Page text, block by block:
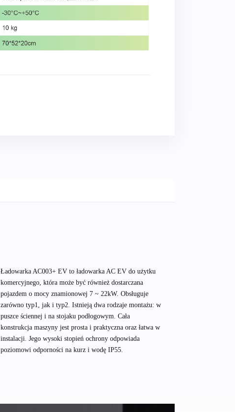
Ładowarka AC003+ EV to ładowarka AC EV do użytku
komercyjnego, która może być również dostarczana
pojazdem o mocy znamionowej 7 ~ 22kW. Obsługuje
zarówno typ1, jak i typ2. Istnieją dwa rodzaje montażu: w
puszce ściennej i na stojaku podłogowym. Cała
konstrukcja maszyny jest prosta i praktyczna oraz łatwa w
instalacji. Jego wysoki stopień ochrony odpowiada
poziomowi odporności na kurz i wodę IP55.